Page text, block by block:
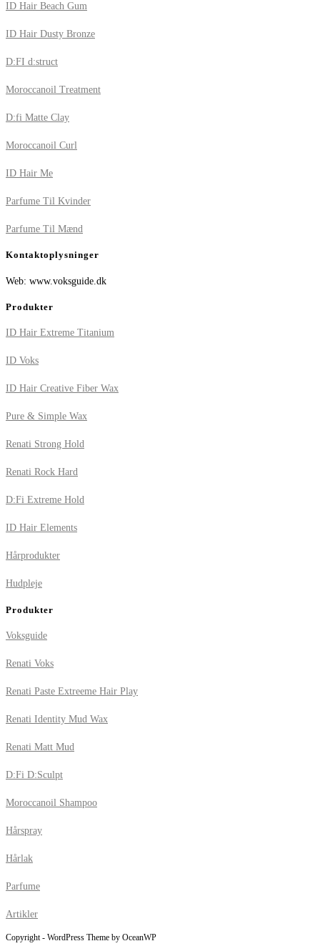
ID Hair Beach Gum
ID Hair Dusty Bronze
D:FI d:struct
Moroccanoil Treatment
D:fi Matte Clay
Moroccanoil Curl
ID Hair Me
Parfume Til Kvinder
Parfume Til Mænd
Kontaktoplysninger
Web: www.voksguide.dk
Produkter
ID Hair Extreme Titanium
ID Voks
ID Hair Creative Fiber Wax
Pure & Simple Wax
Renati Strong Hold
Renati Rock Hard
D:Fi Extreme Hold
ID Hair Elements
Hårprodukter
Hudpleje
Produkter
Voksguide
Renati Voks
Renati Paste Extreeme Hair Play
Renati Identity Mud Wax
Renati Matt Mud
D:Fi D:Sculpt
Moroccanoil Shampoo
Hårspray
Hårlak
Parfume
Artikler
Copyright - WordPress Theme by OceanWP